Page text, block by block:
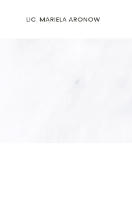
LIC. MARIELA ARONOW